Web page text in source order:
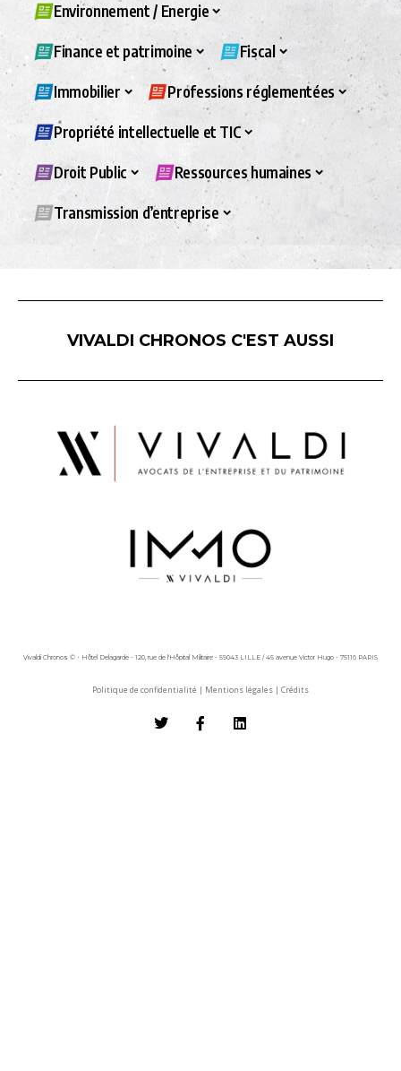
Environnement / Energie
Finance et patrimoine Fiscal
Immobilier Professions réglementées
Propriété intellectuelle et TIC
Droit Public Ressources humaines
Transmission d’entreprise
VIVALDI CHRONOS C'EST AUSSI
Vivaldi Chronos © - Hôtel Delagarde - 120, rue de l'Hôpital Militaire - 59043 LILLE / 45 avenue Victor Hugo - 75116 PARIS
Politique de confidentialité | Mentions légales | Crédits